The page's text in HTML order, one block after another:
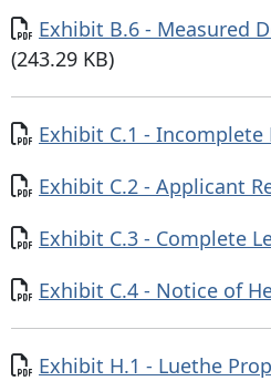
Documento
Exhibit B.6 - Measured
(243.29 KB)
Documento
Exhibit C.1 - Incomplete
Documento
Exhibit C.2 - Applicant
Documento
Exhibit C.3 - Complete
Documento
Exhibit C.4 - Notice of
Documento
Exhibit H.1 - Luethe